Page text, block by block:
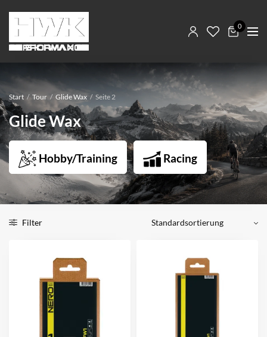
0
Start / Tour / Glide Wax / Seite 2
Glide Wax
Hobby/Training Racing
Filter